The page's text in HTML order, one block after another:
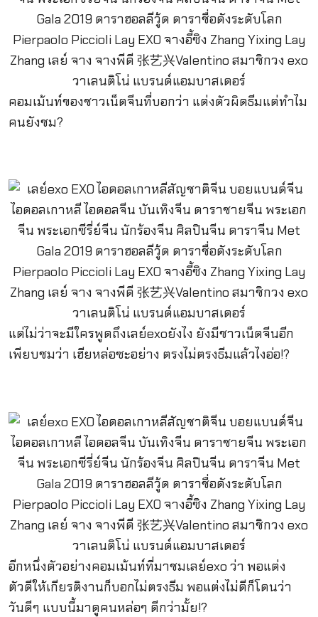
คอมเม้นท์ของชาวเน็ตจีนที่บอกว่า แต่งตัวผิดธีมแต่ทำไม
คนยังชม?
แต่ไม่ว่าจะมีใครพูดถึงเลย์exoยังไง ยังมีชาวเน็ตจีนอีก
เพียบชมว่า เฮียหล่อซะอย่าง ตรงไม่ตรงธีมแล้วไงอ่อ!?
อีกหนึ่งตัวอย่างคอมเม้นท์ที่มาชมเลย์exo ว่า พอแต่ง
ตัวดีให้เกียรติงานก็บอกไม่ตรงธีม พอแต่งไม่ดีก็โดนว่า
วันดีๆ แบบนี้มาดูคนหล่อๆ ดีกว่ามั้ย!?